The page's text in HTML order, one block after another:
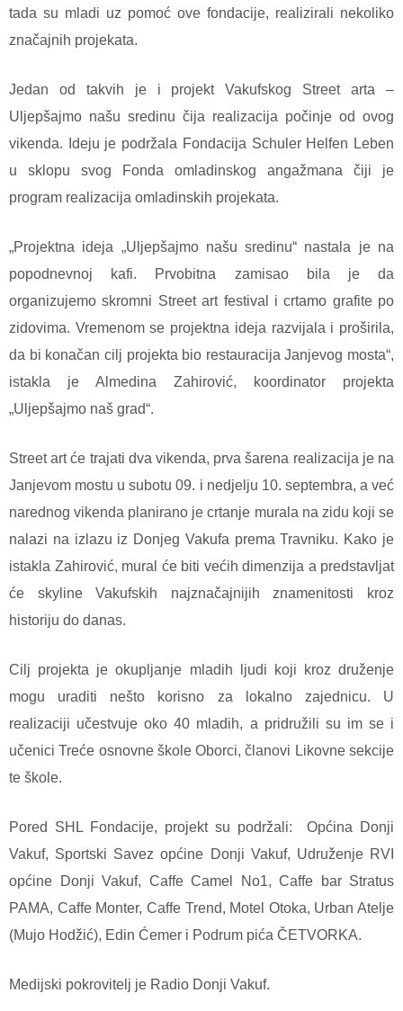
tada su mladi uz pomoć ove fondacije, realizirali nekoliko
značajnih projekata.
Jedan od takvih je i projekt Vakufskog Street arta –
Uljepšajmo našu sredinu čija realizacija počinje od ovog
vikenda. Ideju je podržala Fondacija Schuler Helfen Leben
u sklopu svog Fonda omladinskog angažmana čiji je
program realizacija omladinskih projekata.
„Projektna ideja „Uljepšajmo našu sredinu“ nastala je na
popodnevnoj kafi. Prvobitna zamisao bila je da
organizujemo skromni Street art festival i crtamo grafite po
zidovima. Vremenom se projektna ideja razvijala i proširila,
da bi konačan cilj projekta bio restauracija Janjevog mosta“,
istakla je Almedina Zahirović, koordinator projekta
„Uljepšajmo naš grad“.
Street art će trajati dva vikenda, prva šarena realizacija je na
Janjevom mostu u subotu 09. i nedjelju 10. septembra, a već
narednog vikenda planirano je crtanje murala na zidu koji se
nalazi na izlazu iz Donjeg Vakufa prema Travniku. Kako je
istakla Zahirović, mural će biti većih dimenzija a predstavljat
će skyline Vakufskih najznačajnijih znamenitosti kroz
historiju do danas.
Cilj projekta je okupljanje mladih ljudi koji kroz druženje
mogu uraditi nešto korisno za lokalno zajednicu. U
realizaciji učestvuje oko 40 mladih, a pridružili su im se i
učenici Treće osnovne škole Oborci, članovi Likovne sekcije
te škole.
Pored SHL Fondacije, projekt su podržali: Općina Donji
Vakuf, Sportski Savez općine Donji Vakuf, Udruženje RVI
općine Donji Vakuf, Caffe Camel No1, Caffe bar Stratus
PAMA, Caffe Monter, Caffe Trend, Motel Otoka, Urban Atelje
(Mujo Hodžić), Edin Ćemer i Podrum pića ČETVORKA.
Medijski pokrovitelj je Radio Donji Vakuf.